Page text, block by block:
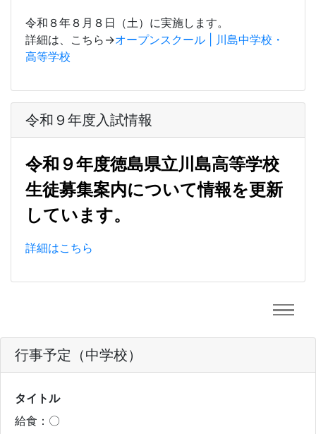
令和８年８月８日（土）に実施します。
詳細は、こちら→オープンスクール | 川島中学校・
高等学校
令和９年度入試情報
令和９年度徳島県立川島高等学校
生徒募集案内について情報を更新
しています。
詳細はこちら
行事予定（中学校）
タイトル
給食：〇